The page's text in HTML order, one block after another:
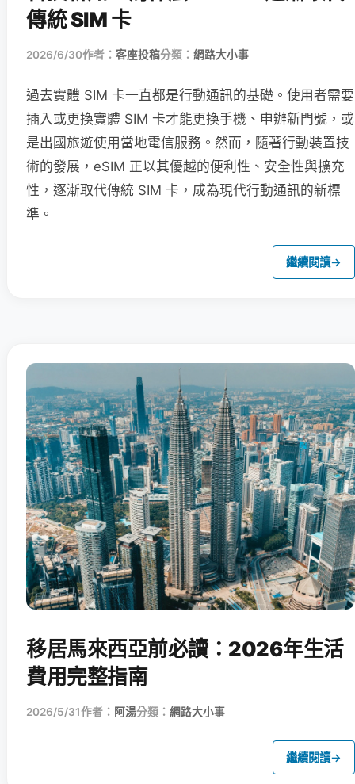
傳統 SIM 卡
2026/6/30作者： 客座投稿分類： 網路大小事
過去實體 SIM 卡一直都是行動通訊的基礎。使用者需要
插入或更換實體 SIM 卡才能更換手機、申辦新門號，或
是出國旅遊使用當地電信服務。然而，隨著行動裝置技
術的發展，eSIM 正以其優越的便利性、安全性與擴充
性，逐漸取代傳統 SIM 卡，成為現代行動通訊的新標
準。
繼續閱讀→
移居馬來西亞前必讀：2026年生活
費用完整指南
2026/5/31作者： 阿湯分類： 網路大小事
繼續閱讀→